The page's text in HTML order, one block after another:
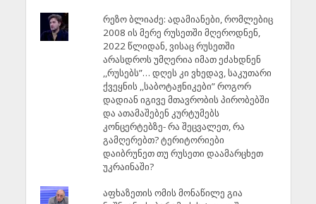
რეზო ბლიაძე: ადამიანები, რომლებიც
2008 ის მერე რუსეთში მღეროდნენ,
2022 წლიდან, ვისაც რუსეთში
არასდროს უმღერია იმათ ეძახდნენ
,,რუსებს”… დღეს კი ვხედავ, საკუთარი
ქვეყნის ,,საბოტაჟნიკები” როგორ
დადიან იგივე მთავრობის პირობებში
და ათამაშებენ კურტუმებს
კონცერტებზე- რა შეცვალეთ, რა
გამღერებთ? ტერიტორიები
დაიბრუნეთ თუ რუსეთი დაამარცხეთ
უკრაინაში?
აფხაზეთის ომის მონაწილე გია